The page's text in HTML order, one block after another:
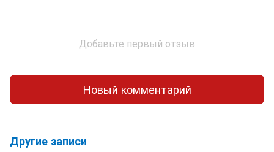
Добавьте первый отзыв
Новый комментарий
Другие записи